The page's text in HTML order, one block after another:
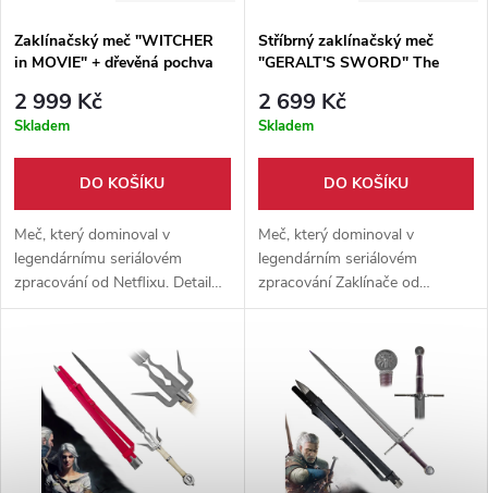
Zaklínačský meč "WITCHER
in MOVIE" + dřevěná pochva
2 999 Kč
Skladem
DO KOŠÍKU
Meč, který dominoval v
legendárnímu seriálovém
zpracování od Netflixu. Detailně
propracovaný meč v poměru
Meč, který je vhodný jak pro
výstavní účely, tak pro trénink.
Součástí meče je dřevěná
pochva.
Stříbrný zaklínačský meč
"GERALT'S SWORD" The
2 699 Kč
Skladem
DO KOŠÍKU
Meč, který dominoval v
legendárním seriálovém
zpracování Zaklínače od
Netflixu. Detailně zpracovaný
seriálové podobě. Součástí
meče je pochva s popruhem,
díky které si můžete nahodit
meč na záda a cítit se jako
samotný Henry Cavill.